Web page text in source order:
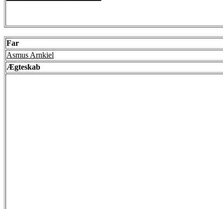
Far
Asmus Arnkiel
Ægteskab